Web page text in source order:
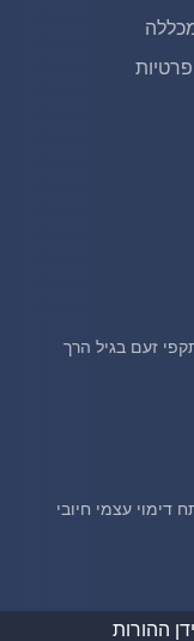
זעם בגיל הרך
דימוי עצמי חיובי
פרטיות
ההורות